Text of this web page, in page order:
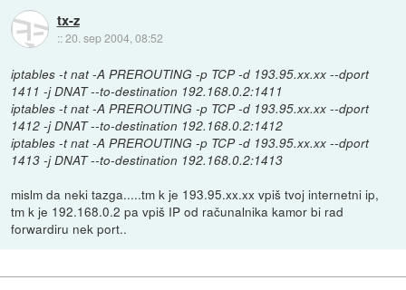
tx-z
::20. sep 2004, 08:52
iptables -t nat -A PREROUTING -p TCP -d 193.95.xx.xx --dport
1411 -j DNAT --to-destination 192.168.0.2:1411
iptables -t nat -A PREROUTING -p TCP -d 193.95.xx.xx --dport
1412 -j DNAT --to-destination 192.168.0.2:1412
iptables -t nat -A PREROUTING -p TCP -d 193.95.xx.xx --dport
1413 -j DNAT --to-destination 192.168.0.2:1413
mislm da neki tazga.....tm k je 193.95.xx.xx vpiš tvoj internetni ip,
tm k je 192.168.0.2 pa vpiš IP od računalnika kamor bi rad
forwardiru nek port..